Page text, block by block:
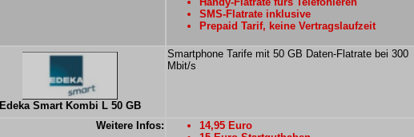
SMS-Flatrate inklusive
Prepaid Tarif, keine Vertragslaufzeit
Edeka Smart Kombi L 50 GB
Smartphone Tarife mit 50 GB Daten-Flatrate bei 300
Mbit/s
Weitere Infos:
14,95 Euro